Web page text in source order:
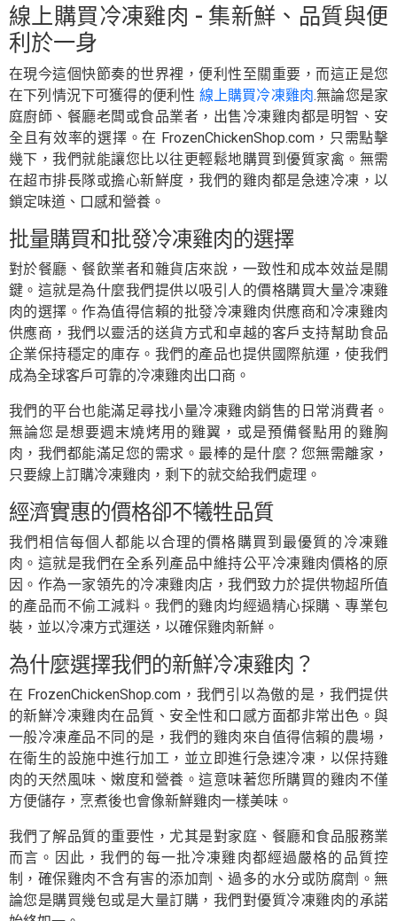
線上購買冷凍雞肉 - 集新鮮、品質與便
利於一身
在現今這個快節奏的世界裡，便利性至關重要，而這正是您
在下列情況下可獲得的便利性 線上購買冷凍雞肉.無論您是家
庭廚師、餐廳老闆或食品業者，出售冷凍雞肉都是明智、安
全且有效率的選擇。在 FrozenChickenShop.com，只需點擊
幾下，我們就能讓您比以往更輕鬆地購買到優質家禽。無需
在超市排長隊或擔心新鮮度，我們的雞肉都是急速冷凍，以
鎖定味道、口感和營養。
批量購買和批發冷凍雞肉的選擇
對於餐廳、餐飲業者和雜貨店來說，一致性和成本效益是關
鍵。這就是為什麼我們提供以吸引人的價格購買大量冷凍雞
肉的選擇。作為值得信賴的批發冷凍雞肉供應商和冷凍雞肉
供應商，我們以靈活的送貨方式和卓越的客戶支持幫助食品
企業保持穩定的庫存。我們的產品也提供國際航運，使我們
成為全球客戶可靠的冷凍雞肉出口商。
我們的平台也能滿足尋找小量冷凍雞肉銷售的日常消費者。
無論您是想要週末燒烤用的雞翼，或是預備餐點用的雞胸
肉，我們都能滿足您的需求。最棒的是什麼？您無需離家，
只要線上訂購冷凍雞肉，剩下的就交給我們處理。
經濟實惠的價格卻不犧牲品質
我們相信每個人都能以合理的價格購買到最優質的冷凍雞
肉。這就是我們在全系列產品中維持公平冷凍雞肉價格的原
因。作為一家領先的冷凍雞肉店，我們致力於提供物超所值
的產品而不偷工減料。我們的雞肉均經過精心採購、專業包
裝，並以冷凍方式運送，以確保雞肉新鮮。
為什麼選擇我們的新鮮冷凍雞肉？
在 FrozenChickenShop.com，我們引以為傲的是，我們提供
的新鮮冷凍雞肉在品質、安全性和口感方面都非常出色。與
一般冷凍產品不同的是，我們的雞肉來自值得信賴的農場，
在衛生的設施中進行加工，並立即進行急速冷凍，以保持雞
肉的天然風味、嫩度和營養。這意味著您所購買的雞肉不僅
方便儲存，烹煮後也會像新鮮雞肉一樣美味。
我們了解品質的重要性，尤其是對家庭、餐廳和食品服務業
而言。因此，我們的每一批冷凍雞肉都經過嚴格的品質控
制，確保雞肉不含有害的添加劑、過多的水分或防腐劑。無
論您是購買幾包或是大量訂購，我們對優質冷凍雞肉的承諾